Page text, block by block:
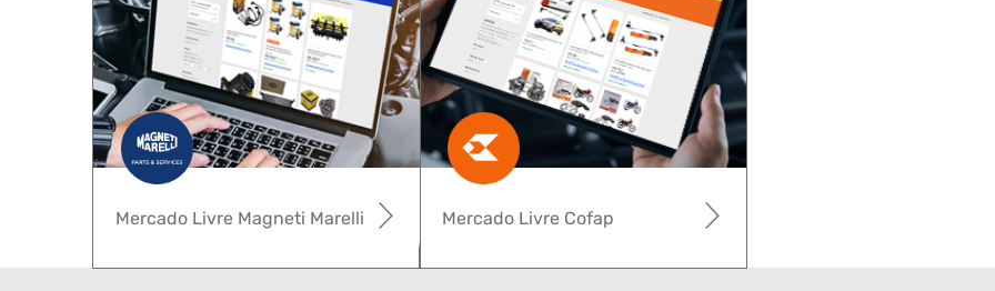
Mercado Livre Cofap
Mercado Livre Magneti Marelli